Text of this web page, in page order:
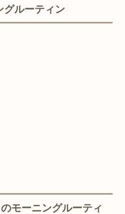
グルーティン
モーニングルーティ